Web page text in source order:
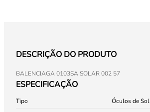
DESCRIÇÃO DO PRODUTO
BALENCIAGA 0103SA SOLAR 002 57
ESPECIFICAÇÃO
Tipo
Óculos de Sol